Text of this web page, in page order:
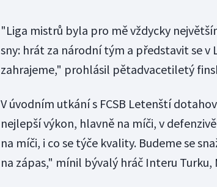
"Liga mistrů byla pro mě vždycky
sny: hrát za národní tým a představit se v
zahrajeme," prohlásil pětadvacetiletý
V úvodním utkání s FCSB Letenští
nejlepší výkon, hlavně na míči, v
na míči, i co se týče kvality. Budeme se
na zápas," mínil bývalý hráč Interu